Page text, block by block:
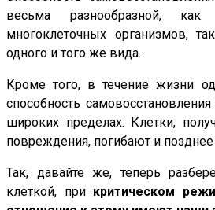
весьма разнообразной,
многоклеточных организмов,
одного и того же вида.
Кроме того, в течение жизни
способность
широких пределах. Клетки,
повреждения, погибают и
Так, давайте же, теперь
клеткой, при критическом